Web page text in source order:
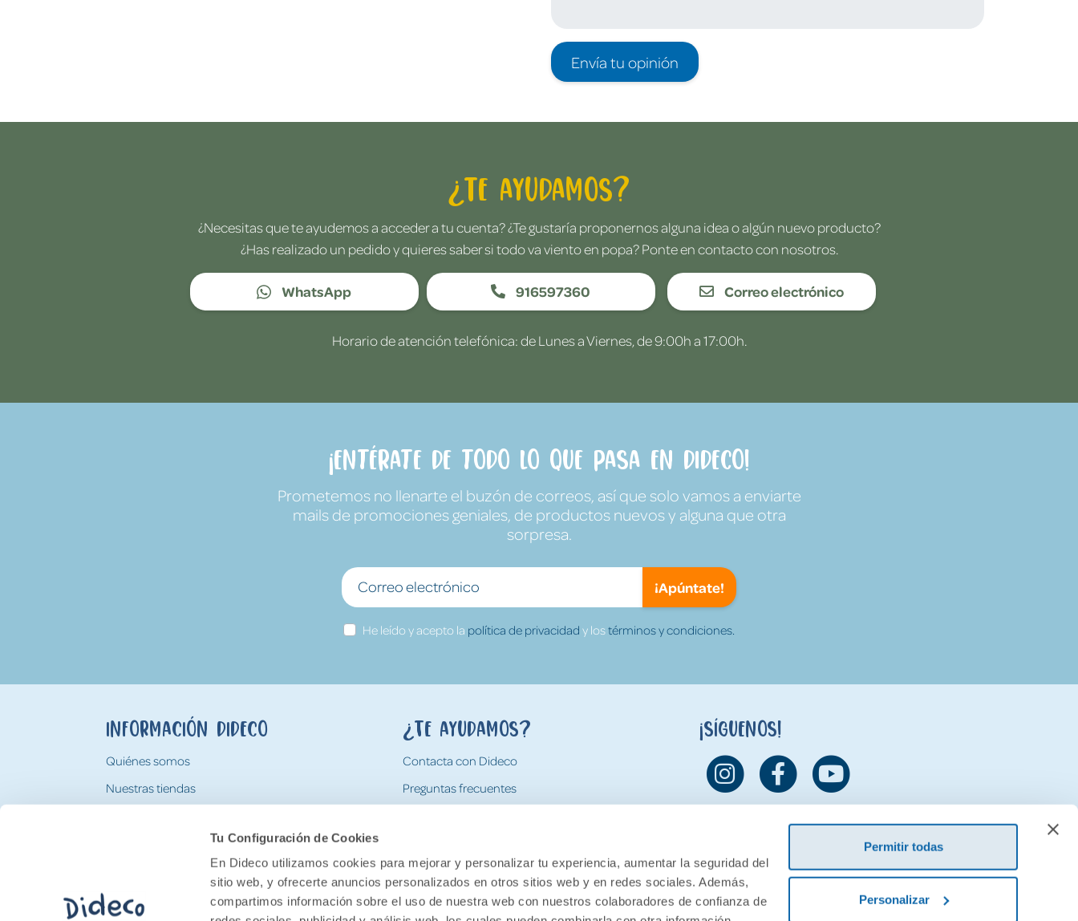
Tu Configuración de Cookies
En Dideco utilizamos cookies para mejorar y personalizar tu experiencia, aumentar la seguridad del
sitio web, y ofrecerte anuncios personalizados en otros sitios web y en redes sociales. Además,
compartimos información sobre el uso de nuestra web con nuestros colaboradores de confianza de
Permitir todas
Personalizar
Envía tu opinión
¿Te ayudamos?
¿Necesitas que te ayudemos a acceder a tu cuenta? ¿Te gustaría proponernos alguna idea o algún nuevo producto?
¿Has realizado un pedido y quieres saber si todo va viento en popa? Ponte en contacto con nosotros.
WhatsApp 916597360 Correo electrónico
Horario de atención telefónica: de Lunes a Viernes, de 9:00h a 17:00h.
¡Entérate de todo lo que pasa en Dideco!
Prometemos no llenarte el buzón de correos, así que solo vamos a enviarte
mails de promociones geniales, de productos nuevos y alguna que otra
sorpresa.
¡Apúntate!
He leído y acepto la política de privacidad y lostérminos y condiciones.
Información Dideco
Quiénes somos
Nuestras tiendas
Tarjeta Regalo Dideco
¿Te ayudamos?
Contacta con Dideco
Preguntas frecuentes
Devoluciones
¡Síguenos!